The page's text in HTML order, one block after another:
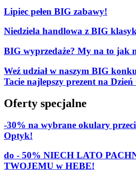
Lipiec pełen BIG zabawy!
Niedziela handlowa z BIG
BIG wyprzedaże? My na to jak
Weź udział w naszym BIG
Tacie najlepszy prezent na
Oferty specjalne
-30% na wybrane okulary
Optyk!
do - 50% NIECH LATO
TWOJEMU w HEBE!